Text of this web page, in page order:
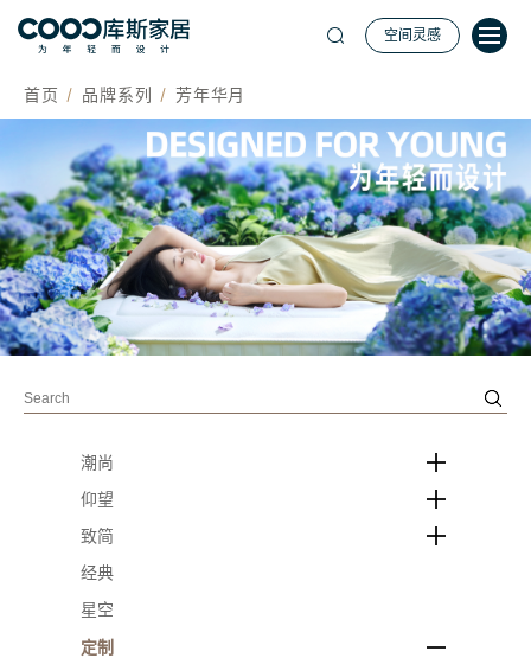
空间灵感
首页 品牌系列 芳年华月
潮尚
仰望
致简
经典
星空
定制